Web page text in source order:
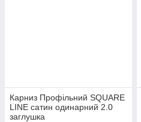
Карниз Профільний SQUARE
LINE сатин одинарний 2.0
заглушка